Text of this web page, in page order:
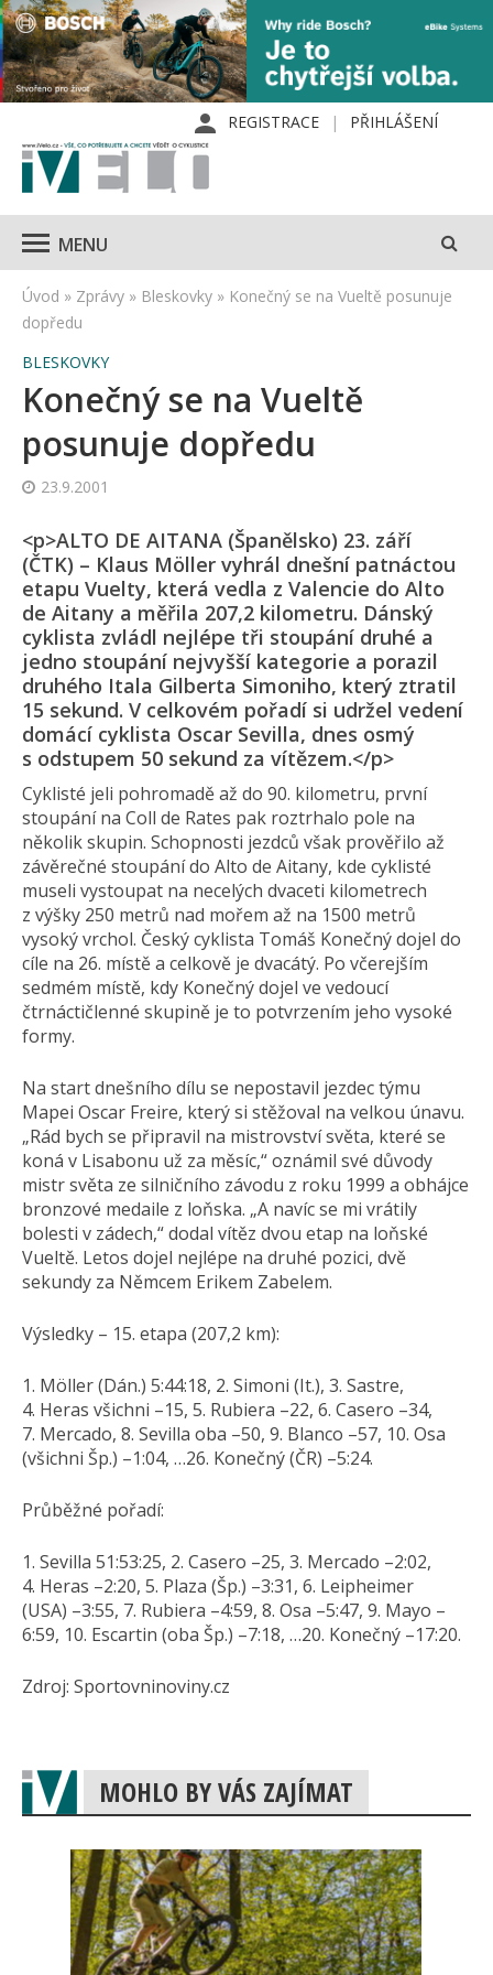
REGISTRACE PŘIHLÁŠENÍ
MENU
Úvod » Zprávy » Bleskovky » Konečný se na Vueltě posunuje
dopředu
BLESKOVKY
Konečný se na Vueltě
posunuje dopředu
23.9.2001
<p>ALTO DE AITANA (Španělsko) 23. září
(ČTK) – Klaus Möller vyhrál dnešní patnáctou
etapu Vuelty, která vedla z Valencie do Alto
de Aitany a měřila 207,2 kilometru. Dánský
cyklista zvládl nejlépe tři stoupání druhé a
jedno stoupání nejvyšší kategorie a porazil
druhého Itala Gilberta Simoniho, který ztratil
15 sekund. V celkovém pořadí si udržel vedení
domácí cyklista Oscar Sevilla, dnes osmý
s odstupem 50 sekund za vítězem.</p>
Cyklisté jeli pohromadě až do 90. kilometru, první
stoupání na Coll de Rates pak roztrhalo pole na
několik skupin. Schopnosti jezdců však prověřilo až
závěrečné stoupání do Alto de Aitany, kde cyklisté
museli vystoupat na necelých dvaceti kilometrech
z výšky 250 metrů nad mořem až na 1500 metrů
vysoký vrchol. Český cyklista Tomáš Konečný dojel do
cíle na 26. místě a celkově je dvacátý. Po včerejším
sedmém místě, kdy Konečný dojel ve vedoucí
čtrnáctičlenné skupině je to potvrzením jeho vysoké
formy.
Na start dnešního dílu se nepostavil jezdec týmu
Mapei Oscar Freire, který si stěžoval na velkou únavu.
„Rád bych se připravil na mistrovství světa, které se
koná v Lisabonu už za měsíc,“ oznámil své důvody
mistr světa ze silničního závodu z roku 1999 a obhájce
bronzové medaile z loňska. „A navíc se mi vrátily
bolesti v zádech,“ dodal vítěz dvou etap na loňské
Vueltě. Letos dojel nejlépe na druhé pozici, dvě
sekundy za Němcem Erikem Zabelem.
Výsledky – 15. etapa (207,2 km):
1. Möller (Dán.) 5:44:18, 2. Simoni (It.), 3. Sastre,
4. Heras všichni –15, 5. Rubiera –22, 6. Casero –34,
7. Mercado, 8. Sevilla oba –50, 9. Blanco –57, 10. Osa
(všichni Šp.) –1:04, …26. Konečný (ČR) –5:24.
Průběžné pořadí:
1. Sevilla 51:53:25, 2. Casero –25, 3. Mercado –2:02,
4. Heras –2:20, 5. Plaza (Šp.) –3:31, 6. Leipheimer
(USA) –3:55, 7. Rubiera –4:59, 8. Osa –5:47, 9. Mayo –
6:59, 10. Escartin (oba Šp.) –7:18, …20. Konečný –17:20.
Zdroj: Sportovninoviny.cz
MOHLO BY VÁS ZAJÍMAT